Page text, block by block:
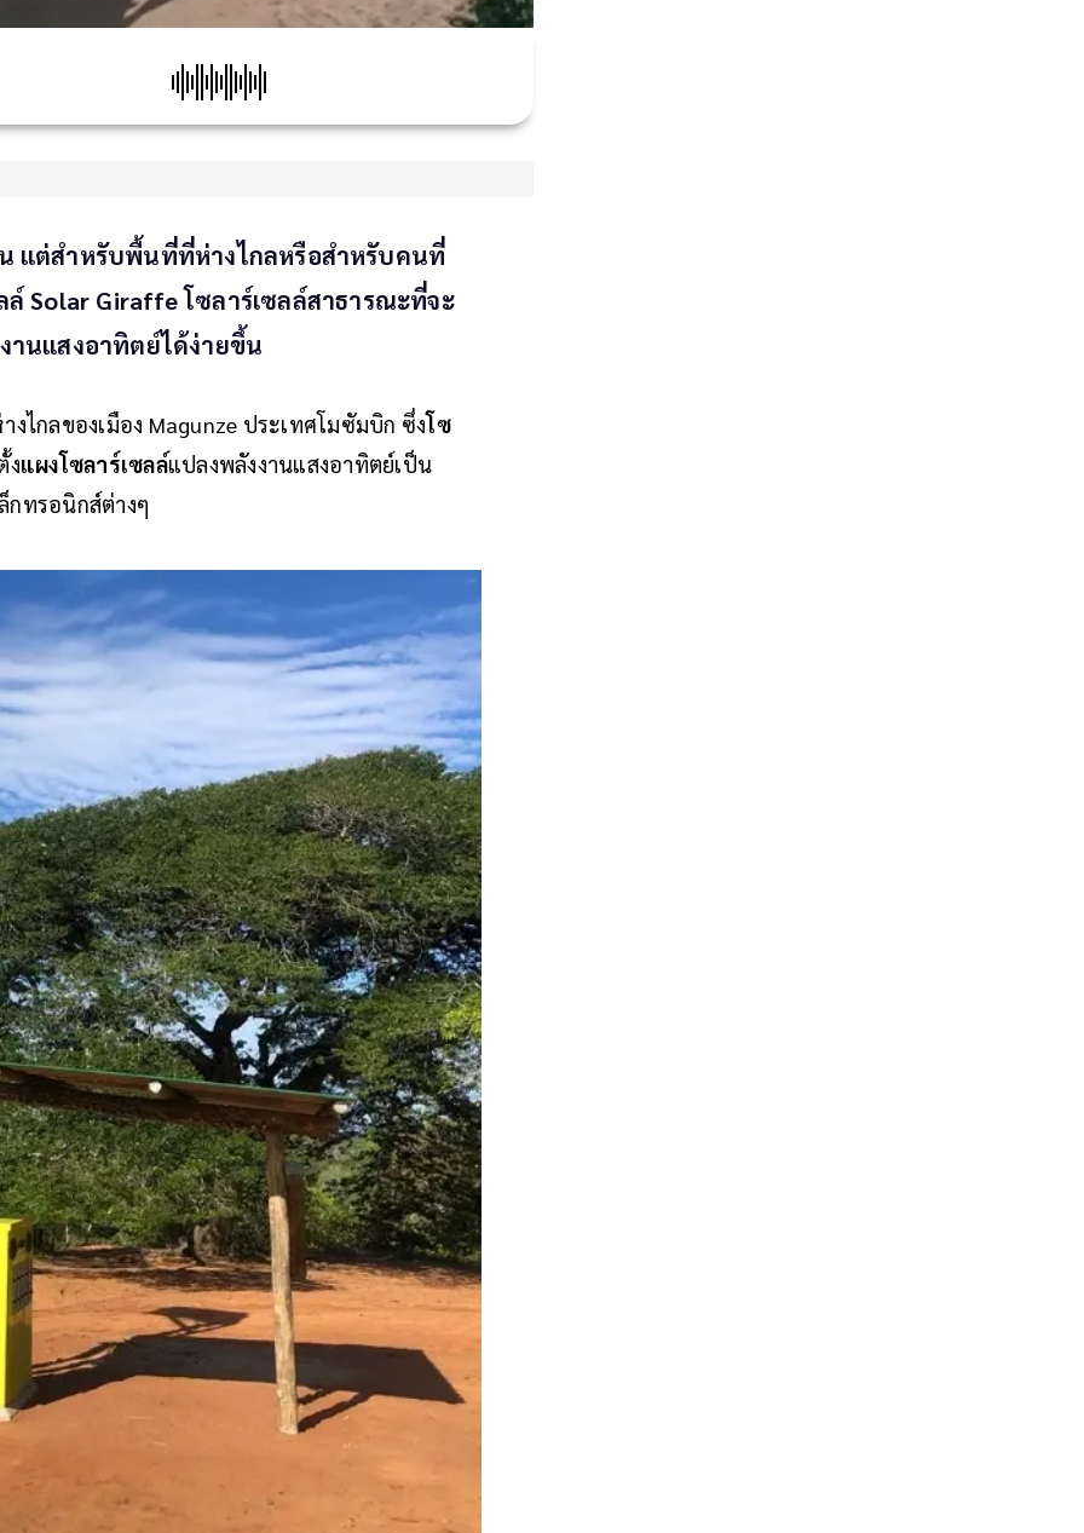
แต่สำหรับพื้นที่ที่ห่างไกลหรือสำหรับคนที่
Solar Giraffe โซลาร์เซลล์สาธารณะที่จะ
นแสงอาทิตย์ได้ง่ายขึ้น
ไกลของเมือง Magunze ประเทศโมซัมบิก ซึ่งโซ
งแผงโซลาร์เซลล์แปลงพลังงานแสงอาทิตย์เป็น
ทรอนิกส์ต่างๆ